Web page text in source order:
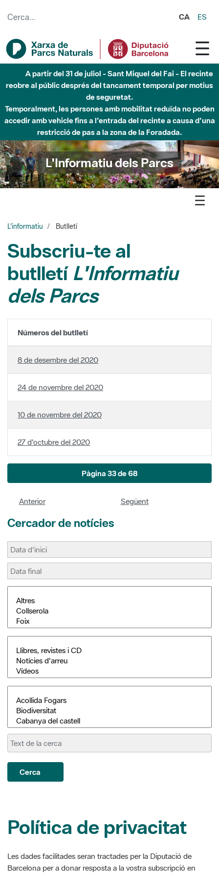
CA ES
A partir del 31 de juliol - Sant Miquel del Fai - El recinte
reobre al públic després del tancament temporal per motius
de seguretat.
Temporalment, les persones amb mobilitat reduïda no poden
accedir amb vehicle fins a l'entrada del recinte a causa d'una
restricció de pas a la zona de la Foradada.
L'Informatiu dels Parcs
L'informatiu Butlletí
Subscriu-te al
butlletíL'Informatiu
dels Parcs
Números del butlletí
8 de desembre del 2020
24 de novembre del 2020
10 de novembre del 2020
27 d'octubre del 2020
Pàgina 33 de 68
Anterior Següent
Cercador de notícies
Cerca
Política de privacitat
Les dades facilitades seran tractades per la Diputació de
Barcelona per a donar resposta a la vostra subscripció en